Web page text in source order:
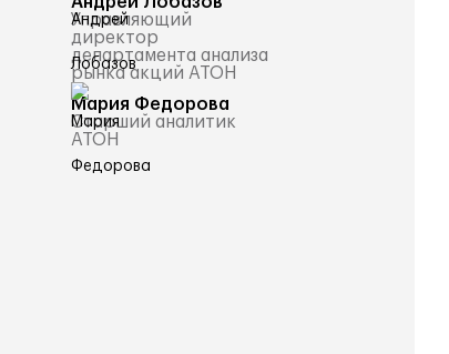
Управляющий
директор
департамента анализа
рынка акций АТОН
Мария Федорова
Старший аналитик
АТОН